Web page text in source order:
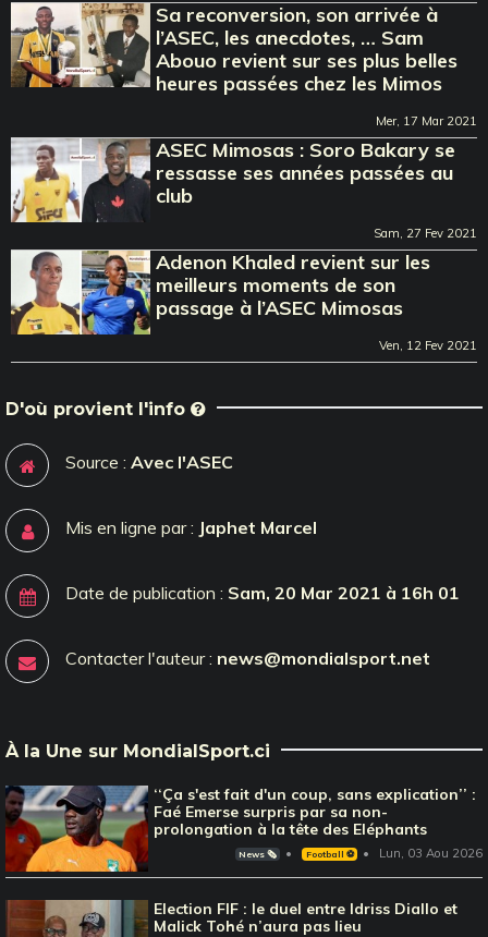
Sa reconversion, son arrivée à
l’ASEC, les anecdotes, … Sam
Abouo revient sur ses plus belles
heures passées chez les Mimos
Mer, 17 Mar 2021
ASEC Mimosas : Soro Bakary se
ressasse ses années passées au
club
Sam, 27 Fev 2021
Adenon Khaled revient sur les
meilleurs moments de son
passage à l’ASEC Mimosas
Ven, 12 Fev 2021
D'où provient l'info
Source : Avec l'ASEC
Mis en ligne par : Japhet Marcel
Date de publication : Sam, 20 Mar 2021 à 16h 01
Contacter l'auteur : news@mondialsport.net
À la Une sur MondialSport.ci
‘‘Ça s'est fait d'un coup, sans explication’’ :
Faé Emerse surpris par sa non-
prolongation à la tête des Eléphants
News 🗞️ Football ⚽️ Lun, 03 Aou 2026
Election FIF : le duel entre Idriss Diallo et
Malick Tohé n’aura pas lieu